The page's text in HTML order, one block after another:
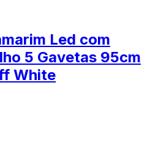
Led com
5 Gavetas 95cm
White